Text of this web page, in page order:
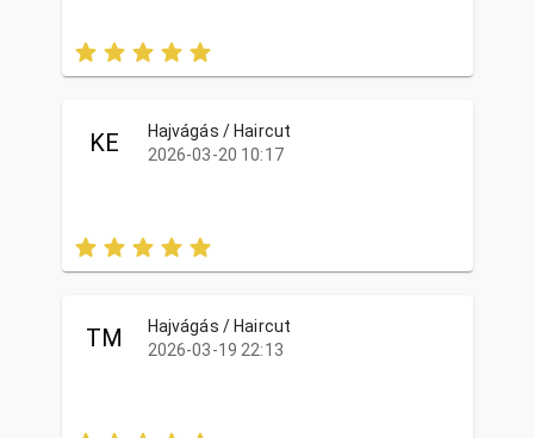
KE
Hajvágás / Haircut
2026-03-20 10:17
TM
Hajvágás / Haircut
2026-03-19 22:13